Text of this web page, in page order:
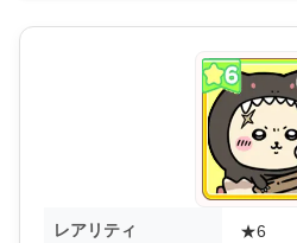
レアリティ ★6